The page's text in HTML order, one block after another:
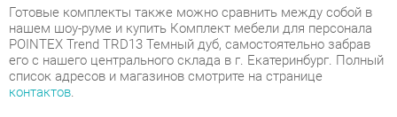
Стиль мебели Минимализм
Толщина столешницы, мм 22
Типы столов
Прямоугольные
Тумбы